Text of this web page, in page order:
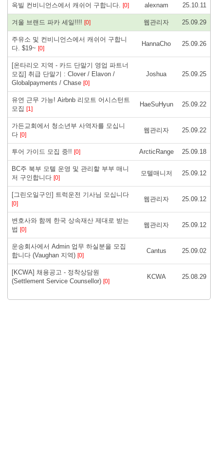
옥빌 컨비니언스에서 캐쉬어 구합니다. [0] alexnam 25.10.11
겨울 브랜드 파카 세일!!!! [0] 웹관리자 25.09.29
주유소 및 컨비니언스에서 캐쉬어 구합니
다. $19~ [0]
HannaCho 25.09.26
[온타리오 지역 - 카드 단말기 영업 파트너
모집] 취급 단말기 : Clover / Elavon /
Globalpayments / Chase [0]
Joshua 25.09.25
유연 근무 가능! Airbnb 리모트 어시스턴트
모집 [1]
HaeSuHyun 25.09.22
가든교회에서 청소년부 사역자를 모십니
다 [0]
웹관리자 25.09.22
투어 가이드 모집 중!! [0] ArcticRange 25.09.18
BC주 북부 모텔 운영 및 관리할 부부 매니
저 구인합니다 [0]
모텔매니저 25.09.12
[그린오일구인] 트럭운전 기사님 모십니다
[0]
웹관리자 25.09.12
변호사와 함께 한국 상속재산 제대로 받는
법 [0]
웹관리자 25.09.12
운송회사에서 Admin 업무 하실분을 모집
합니다 (Vaughan 지역) [0]
Cantus 25.09.02
[KCWA] 채용공고 - 정착상담원
(Settlement Service Counsellor) [0]
KCWA 25.08.29